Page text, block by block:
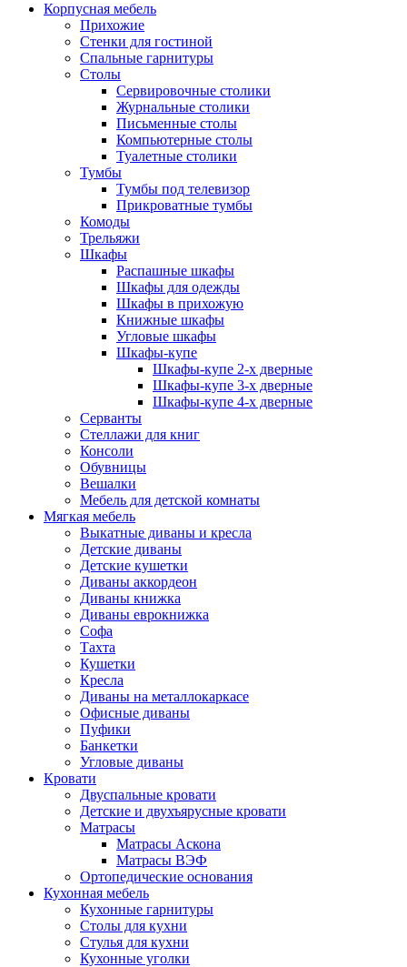
Корпусная мебель
Прихожие
Стенки для гостиной
Спальные гарнитуры
Столы
Сервировочные столики
Журнальные столики
Письменные столы
Компьютерные столы
Туалетные столики
Тумбы
Тумбы под телевизор
Прикроватные тумбы
Комоды
Трельяжи
Шкафы
Распашные шкафы
Шкафы для одежды
Шкафы в прихожую
Книжные шкафы
Угловые шкафы
Шкафы-купе
Шкафы-купе 2-x дверные
Шкафы-купе 3-х дверные
Шкафы-купе 4-х дверные
Серванты
Стеллажи для книг
Консоли
Обувницы
Вешалки
Мебель для детской комнаты
Мягкая мебель
Выкатные диваны и кресла
Детские диваны
Детские кушетки
Диваны аккордеон
Диваны книжка
Диваны еврокнижка
Софа
Тахта
Кушетки
Кресла
Диваны на металлокаркасе
Офисные диваны
Пуфики
Банкетки
Угловые диваны
Кровати
Двуспальные кровати
Детские и двухъярусные кровати
Матрасы
Матрасы Аскона
Матрасы ВЭФ
Ортопедические основания
Кухонная мебель
Кухонные гарнитуры
Столы для кухни
Стулья для кухни
Кухонные уголки